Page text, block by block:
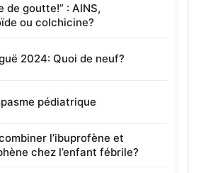
de goutte!” : AINS,
ou colchicine?
2024: Quoi de neuf?
pédiatrique
l’ibuprofène et
chez l’enfant fébrile?